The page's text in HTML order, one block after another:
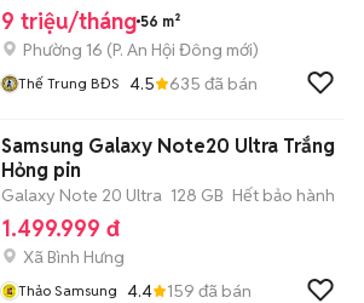
9 triệu/tháng 56 m²
Phường 16 (P. An Hội Đông mới)
Thế Trung BĐS 4.5 635 đã bán
Samsung Galaxy Note20 Ultra Trắng
Hỏng pin
Galaxy Note 20 Ultra 128 GB Hết bảo hành
1.499.999 đ
Xã Bình Hưng
Thảo Samsung 4.4 159 đã bán